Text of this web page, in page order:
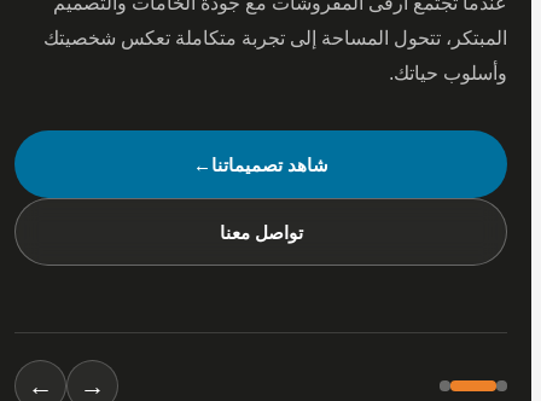
تتحول المساحة إلى تجربة متكاملة تعكس شخصيتك
حياتك.
شاهد تصميماتنا ←
تواصل معنا
←